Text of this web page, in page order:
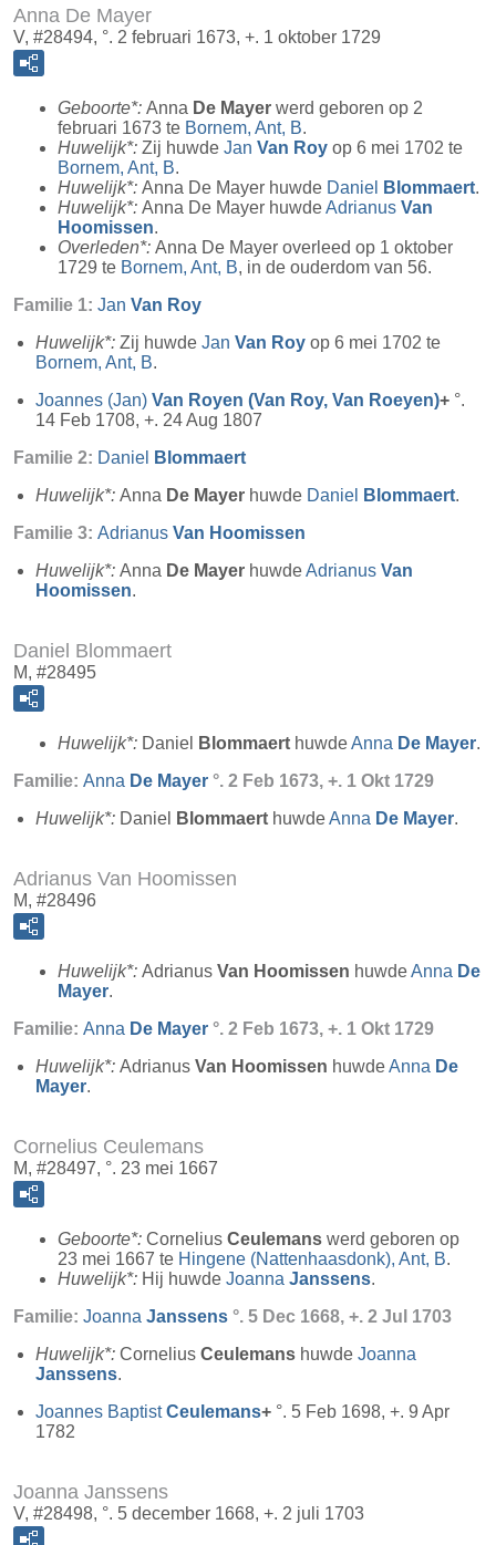
Anna De Mayer
V, #28494, °. 2 februari 1673, +. 1 oktober 1729
Geboorte*: Anna De Mayer werd geboren op 2
februari 1673 te Bornem, Ant, B.
Huwelijk*: Zij huwde Jan Van Roy op 6 mei 1702 te
Bornem, Ant, B.
Huwelijk*: Anna De Mayer huwde Daniel Blommaert.
Huwelijk*: Anna De Mayer huwdeAdrianus Van
Hoomissen.
Overleden*: Anna De Mayer overleed op 1 oktober
1729 te Bornem, Ant, B, in de ouderdom van 56.
Familie 1: Jan Van Roy
Huwelijk*: Zij huwde Jan Van Roy op 6 mei 1702 te
Bornem, Ant, B.
Joannes (Jan) Van Royen (Van Roy, Van Roeyen)+ °.
14 Feb 1708, +. 24 Aug 1807
Familie 2: Daniel
Blommaert
Huwelijk*: Anna De Mayer huwde Daniel Blommaert.
Familie 3: Adrianus Van Hoomissen
Huwelijk*: Anna De Mayer huwdeAdrianus Van
Hoomissen.
Daniel Blommaert
M, #28495
Huwelijk*: Daniel Blommaert huwdeAnna De Mayer.
Familie: Anna De Mayer °. 2 Feb 1673, +. 1 Okt 1729
Huwelijk*: Daniel Blommaert huwdeAnna De Mayer.
Adrianus Van Hoomissen
M, #28496
Huwelijk*: Adrianus Van Hoomissen huwdeAnna De
Mayer.
Familie: Anna De Mayer °. 2 Feb 1673, +. 1 Okt 1729
Huwelijk*: Adrianus Van Hoomissen huwdeAnna De
Mayer.
Cornelius Ceulemans
M, #28497, °. 23 mei 1667
Geboorte*: Cornelius Ceulemans werd geboren op
23 mei 1667 te Hingene (Nattenhaasdonk), Ant, B.
Huwelijk*: Hij huwde Joanna Janssens.
Familie: Joanna Janssens °. 5 Dec 1668, +. 2 Jul 1703
Huwelijk*: Cornelius Ceulemans huwde Joanna
Janssens.
Joannes BaptistCeulemans+ °. 5 Feb 1698, +. 9 Apr
1782
Joanna Janssens
V, #28498, °. 5 december 1668, +. 2 juli 1703